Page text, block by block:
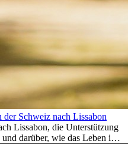
Schweiz nach Lissabon
Lissabon, die Unterstützung
darüber, wie das Leben im